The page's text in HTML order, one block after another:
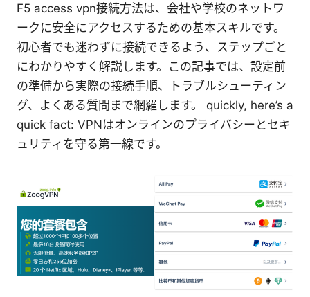
F5 access vpn接続方法は、会社や学校のネットワ
ークに安全にアクセスするための基本スキルです。
初心者でも迷わずに接続できるよう、ステップごと
にわかりやすく解説します。この記事では、設定前
の準備から実際の接続手順、トラブルシューティン
グ、よくある質問まで網羅します。 quickly, here’s a
quick fact: VPNはオンラインのプライバシーとセキ
ュリティを守る第一線です。